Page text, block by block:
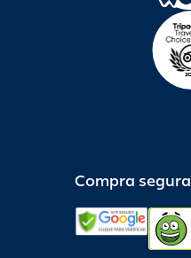
Compra segura